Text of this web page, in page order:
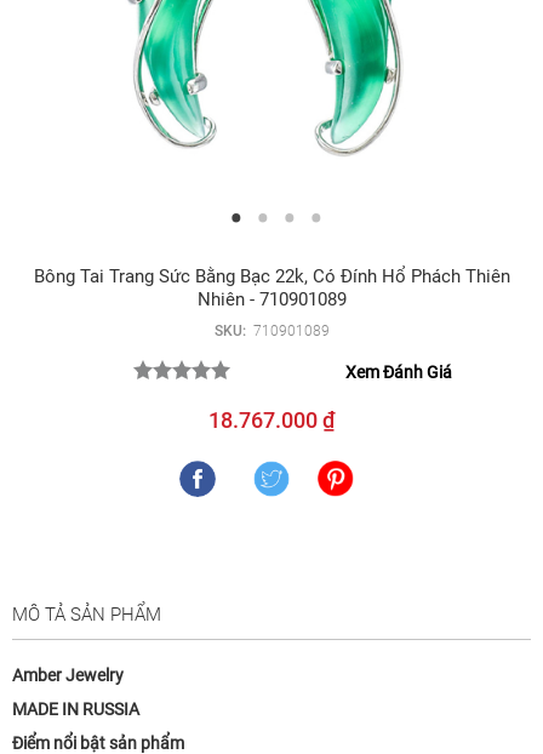
Bông Tai Trang Sức Bằng Bạc 22k, Có Đính Hổ Phách Thiên
Nhiên - 710901089
SKU: 710901089
Xem Đánh Giá
18.767.000 ₫
MÔ TẢ SẢN PHẨM
Amber Jewelry
MADE IN RUSSIA
Điểm nổi bật sản phẩm